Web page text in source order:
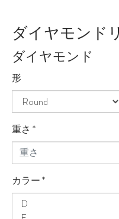
ダイヤモンド
ダイヤモンド
形
重さ *
カラー*